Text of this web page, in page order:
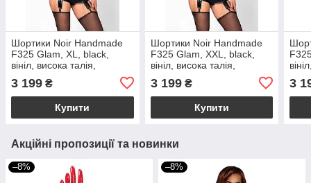
Шортики Noir Handmade
F325 Glam, XL, black,
вініл, висока талія,
доступом
3 199 ₴
Купити
Шортики Noir Handmade
F325 Glam, XXL, black,
вініл, висока талія,
доступом
3 199₴
Купити
3
Акційні пропозиції та новинки
–8% –8%